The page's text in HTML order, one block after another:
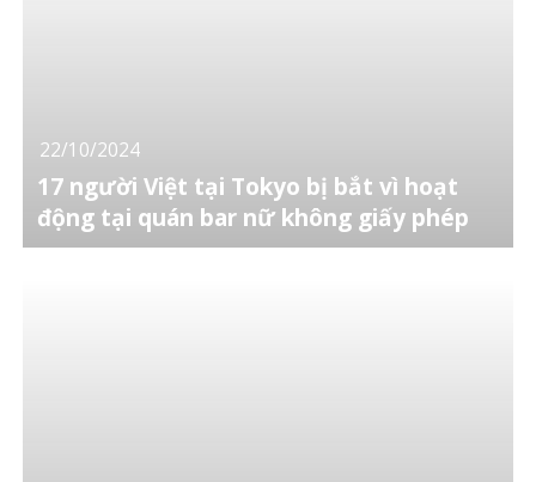
22/10/2024
17 người Việt tại Tokyo bị bắt vì hoạt
động tại quán bar nữ không giấy phép